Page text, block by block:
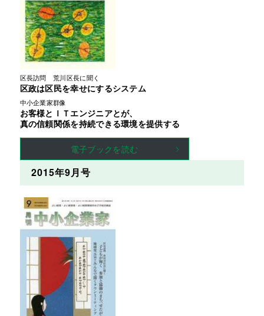
区長訪問　荒川区長に聞く
区政は区民を幸せにするシステム
中小企業家群像
お客様とＩＴエンジニアとが、
真の信頼関係を持続できる環境を提供する
電子ブックを読む
2015年9月号